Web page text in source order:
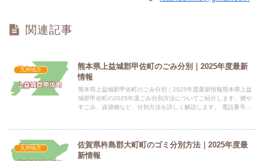
関連記事
九州地方
熊本県上益城郡甲佐町のごみ分別｜2025年度最新
情報
熊本県上益城郡甲佐町のごみ分別｜2025年度最新情報熊本県上益
城郡甲佐町の2025年度ごみ分別方法についてご紹介します。燃や
すごみ、資源物など、分別方法を詳しく解説します。 電話番号：
九州地方
佐賀県杵島郡大町町のゴミ分別方法｜2025年度最
新情報